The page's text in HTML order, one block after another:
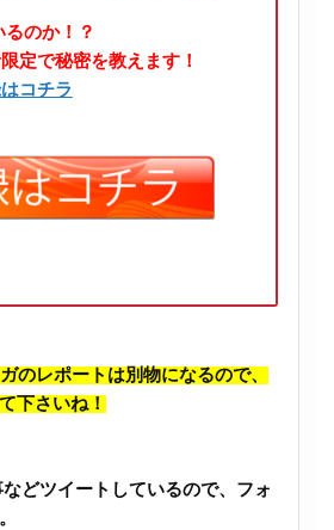
るのか！？
定で秘密を教えます！
コチラ
のレポートは別物になるので、
下さいね！
どツイートしているので、フォ